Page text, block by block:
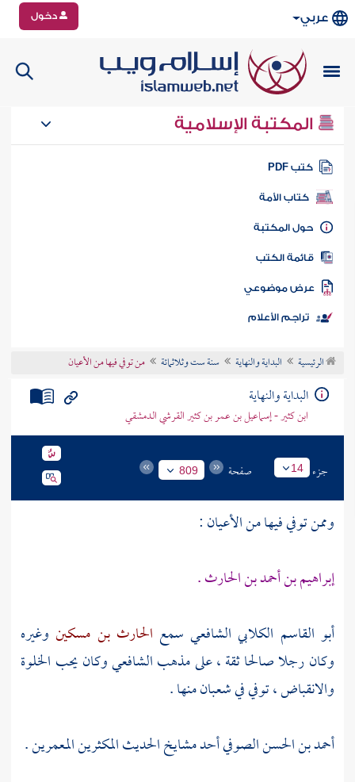
عربي دخول
المكتبة الإسلامية
كتب PDF
كتاب الأمة
المكتبة
الكتب
موضوعي
تراجم الأعلام
الرئيسية البداية والنهاية سنة ست وثلاثمائة من توفي فيها من الأعيان
البداية والنهاية
ابن كثير - إسماعيل بن عمر بن كثير القرشي الدمشقي
جزء 14 صفحة 809
وممن توفي فيها من الأعيان :
إبراهيم بن أحمد بن الحارث .
أبو القاسم الكلابي الشافعي سمع الحارث بن مسكين وغيره
وكان رجلا صالحا ثقة ، على مذهب الشافعي وكان يحب الخلوة
والانقباض ، توفي في شعبان منها .
أحمد بن الحسن الصوفيأحد مشايخ الحديث المكثرين المعمرين .